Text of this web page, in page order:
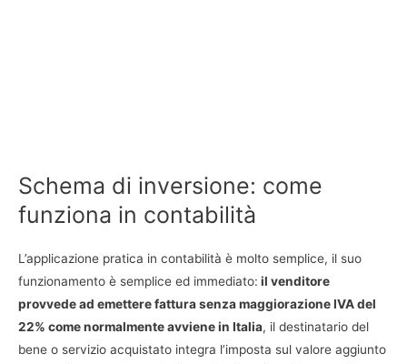
Schema di inversione: come
funziona in contabilità
L’applicazione pratica in contabilità è molto semplice, il suo
funzionamento è semplice ed immediato: il venditore
provvede ad emettere fattura senza maggiorazione IVA del
22% come normalmente avviene in Italia, il destinatario del
bene o servizio acquistato integra l’imposta sul valore aggiunto